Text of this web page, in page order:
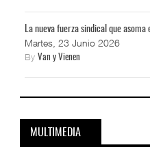
La nueva fuerza sindical que asoma
Martes, 23 Junio 2026
ByVan y Vienen
MULTIMEDIA